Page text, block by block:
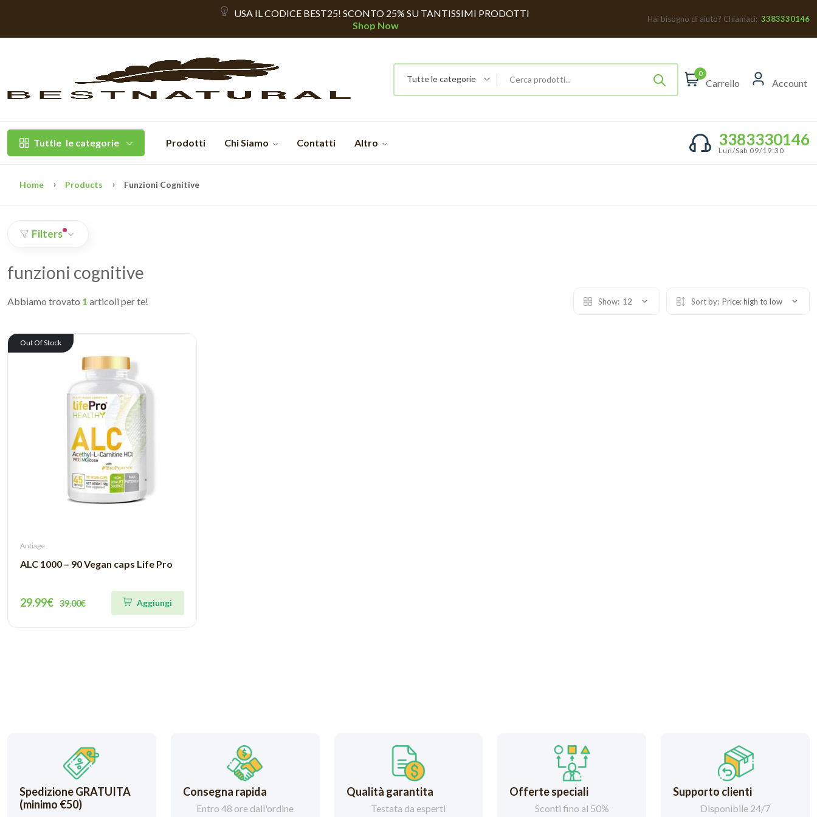
USA IL CODICE BEST25! SCONTO 25% SU TANTISSIMI PRODOTTI
Shop Now
Hai bisogno di aiuto? Chiamaci: 3383330146
Tutte le categorie
0
Carrello Account
Tuttle le categorie Prodotti Chi Siamo Contatti Altro 3383330146
Lun/Sab 09/19:30
Home Products Funzioni Cognitive
Filters
funzioni cognitive
Abbiamo trovato 1 articoli per te! Show: 12 Sort by: Price: high to low
Out Of Stock
Antiage
ALC 1000 – 90 Vegan caps Life Pro
29.99€ 39.00€ Aggiungi
Spedizione GRATUITA
(minimo €50)
Consegna rapida
Entro 48 ore dall'ordine
Qualità garantita
Testata da esperti
Offerte speciali
Sconti fino al 50%
Supporto clienti
Disponibile 24/7